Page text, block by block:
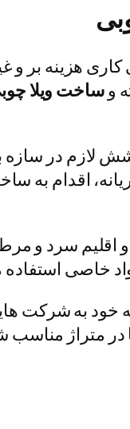
هزینه بر
وساخت ویلا
در سازه به
اقدام به
سرد و مرطوب
خاصی
به شرکت
مناسب